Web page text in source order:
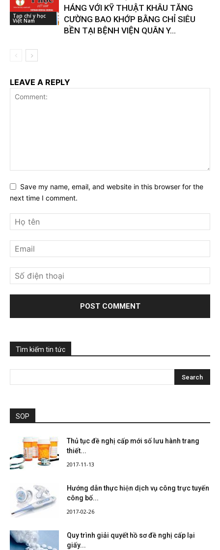
Tạp chí y học
Việt Nam
HÁNG VỚI KỸ THUẬT KHÂU TĂNG
CƯỜNG BAO KHỚP BẰNG CHỈ SIÊU
BỀN TẠI BỆNH VIỆN QUÂN Y...
LEAVE A REPLY
Save my name, email, and website in this browser for the
next time I comment.
Tìm kiếm tin tức
SOP
Thủ tục đề nghị cấp mới số lưu hành trang
thiết...
2017-11-13
Hướng dẫn thực hiện dịch vụ công trực tuyến
công bố...
2017-02-26
Quy trình giải quyết hồ sơ đề nghị cấp lại
giấy...